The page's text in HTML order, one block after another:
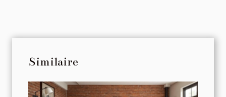
Similaire